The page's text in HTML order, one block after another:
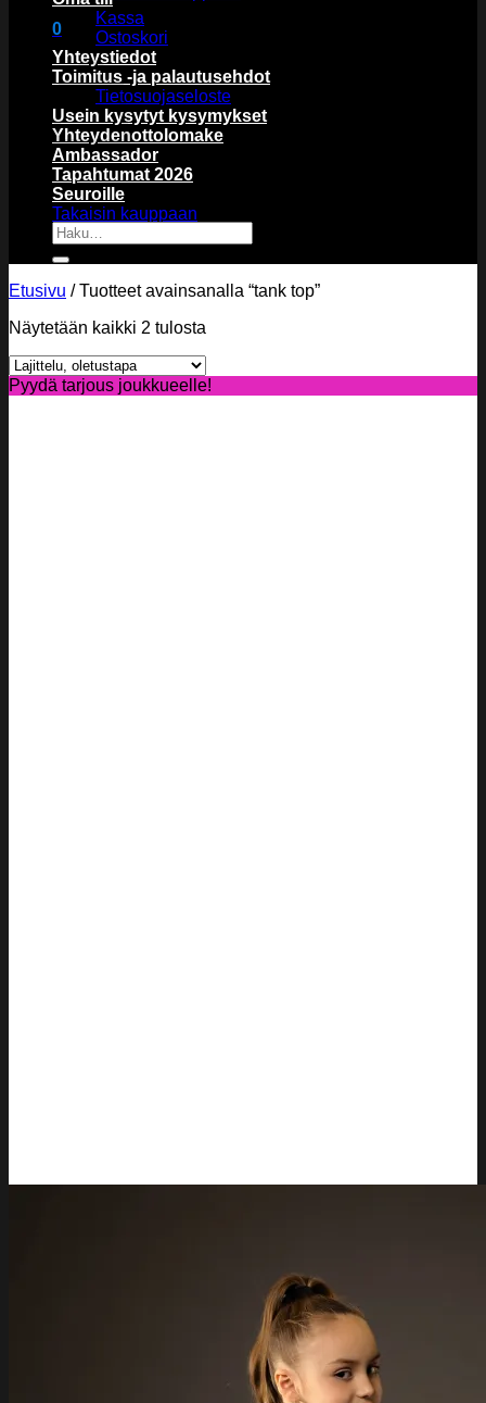
0
Ostoskori
Ostoskori on tyhjä.
Takaisin kauppaan
Kassa
Ostoskori
Yhteystiedot
Toimitus -ja palautusehdot
Tietosuojaseloste
Usein kysytyt kysymykset
Yhteydenottolomake
Ambassador
Tapahtumat 2026
Seuroille
Etsi:
Etusivu /Tuotteet avainsanalla “tank top”
Näytetään kaikki 2 tulosta
Pyydä tarjous joukkueelle!